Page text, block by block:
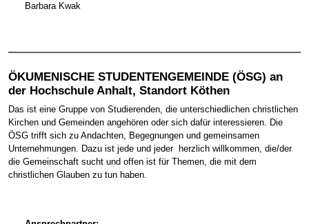
Barbara Kwak
ÖKUMENISCHE STUDENTENGEMEINDE (ÖSG) an
der Hochschule Anhalt, Standort Köthen
Das ist eine Gruppe von Studierenden, die unterschiedlichen christlichen
Kirchen und Gemeinden angehören oder sich dafür interessieren. Die
ÖSG trifft sich zu Andachten, Begegnungen und gemeinsamen
Unternehmungen. Dazu ist jede und jeder herzlich willkommen, die/der
die Gemeinschaft sucht und offen ist für Themen, die mit dem
christlichen Glauben zu tun haben.